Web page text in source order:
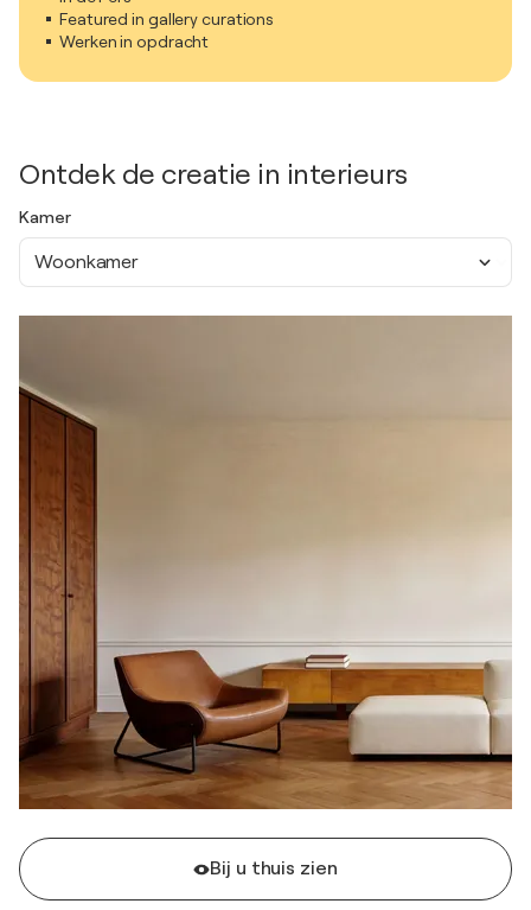
Featured in gallery curations
Werken in opdracht
Ontdek de creatie in interieurs
Kamer
Woonkamer
Bij u thuis zien